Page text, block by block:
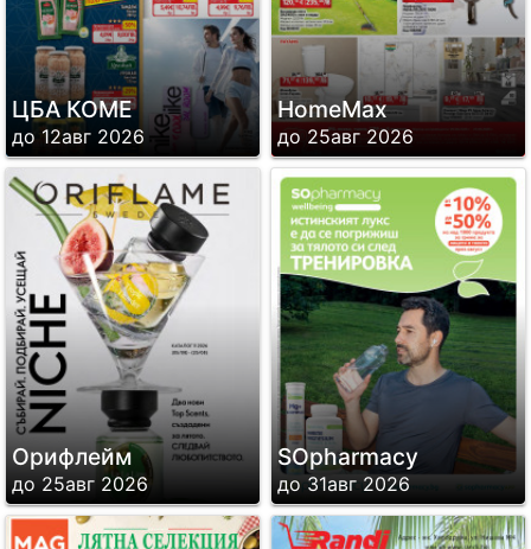
ЦБА КОМЕ
до 12авг 2026
HomeMax
до 25авг 2026
Орифлейм
до 25авг 2026
SОpharmacy
до 31авг 2026